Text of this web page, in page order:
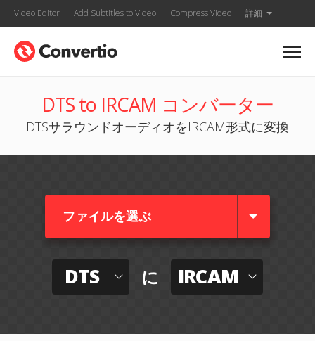
Video Editor Add Subtitles to Video Compress Video 詳細
DTS to IRCAM コンバーター
DTSサラウンドオーディオをIRCAM形式に変換
ファイルを選ぶ
DTS に IRCAM